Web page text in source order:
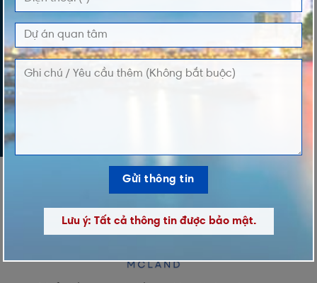
LỜI NHẮN
Lưu ý: Tất cả thông tin được bảo mật.